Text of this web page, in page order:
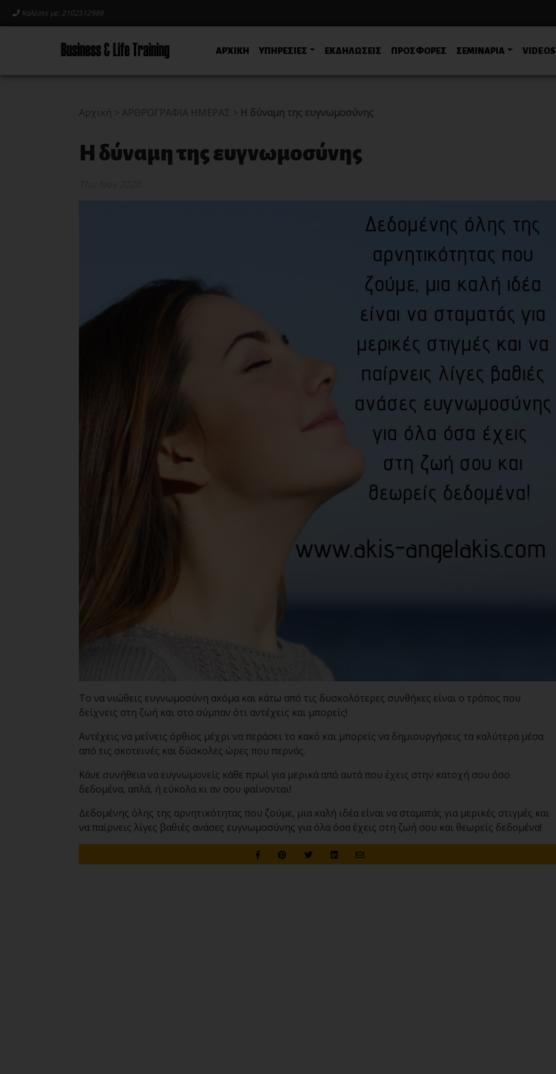
Καλέστε με: 2102512988
ΑΡΧΙΚΗ ΥΠΗΡΕΣΙΕΣ ΕΚΔΗΛΩΣΕΙΣ ΠΡΟΣΦΟΡΕΣ ΣΕΜΙΝΑΡΙΑ VIDEOS
Αρχική > ΑΡΘΡΟΓΡΑΦΙΑ ΗΜΕΡΑΣ > Η δύναμη της ευγνωμοσύνης
Η δύναμη της ευγνωμοσύνης
Το να νιώθεις ευγνωμοσύνη ακόμα και κάτω από τις δυσκολότερες συνθήκες είναι ο τρόπος που
δείχνεις στη ζωή και στο σύμπαν ότι αντέχεις και μπορείς!
Αντέχεις να μείνεις όρθιος μέχρι να περάσει το κακό και μπορείς να δημιουργήσεις τα καλύτερα μέσα
από τις σκοτεινές και δύσκολες ώρες που περνάς.
Κάνε συνήθεια να ευγνωμονείς κάθε πρωί για μερικά από αυτά που έχεις στην κατοχή σου όσο
δεδομένα, απλά, ή εύκολα κι αν σου φαίνονται!
Δεδομένης όλης της αρνητικότητας που ζούμε, μια καλή ιδέα είναι να σταματάς για μερικές στιγμές και
να παίρνεις λίγες βαθιές ανάσες ευγνωμοσύνης για όλα όσα έχεις στη ζωή σου και θεωρείς δεδομένα!